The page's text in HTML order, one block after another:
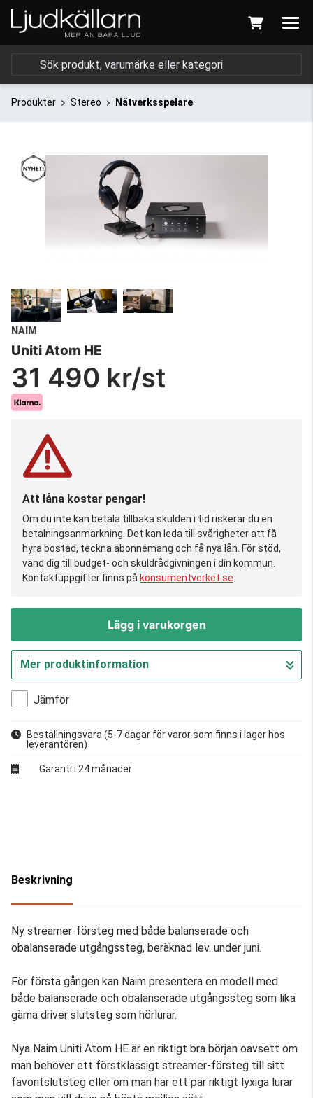
Produkter Stereo Nätverksspelare
NAIM
Uniti Atom HE
31 490 kr/st
Att låna kostar pengar!
Om du inte kan betala tillbaka skulden i tid riskerar du en
betalningsanmärkning. Det kan leda till svårigheter att få
hyra bostad, teckna abonnemang och få nya lån. För stöd,
vänd dig till budget- och skuldrådgivningen i din kommun.
Kontaktuppgifter finns på konsumentverket.se
Lägg i varukorgen
Gå till kassan
Mer produktinformation
Jämför
Beställningsvara (5-7 dagar för varor som finns i lager hos
leverantören)
Garanti i 24 månader
Beskrivning
Ny streamer-försteg med både balanserade och
obalanserade utgångssteg, beräknad lev. under juni.
För första gången kan Naim presentera en modell med
både balanserade och obalanserade utgångssteg som lika
gärna driver slutsteg som hörlurar.
Nya Naim Uniti Atom HE är en riktigt bra början oavsett om
man behöver ett förstklassigt streamer-försteg till sitt
favoritslutsteg eller om man har ett par riktigt lyxiga lurar